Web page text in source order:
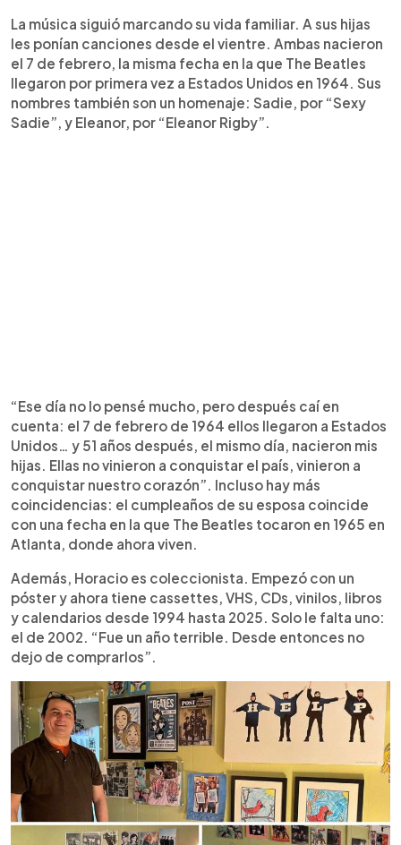
La música siguió marcando su vida familiar. A sus hijas
les ponían canciones desde el vientre. Ambas nacieron
el 7 de febrero, la misma fecha en la que The Beatles
llegaron por primera vez a Estados Unidos en 1964. Sus
nombres también son un homenaje: Sadie, por “Sexy
Sadie”, y Eleanor, por “Eleanor Rigby”.
“Ese día no lo pensé mucho, pero después caí en
cuenta: el 7 de febrero de 1964 ellos llegaron a Estados
Unidos… y 51 años después, el mismo día, nacieron mis
hijas. Ellas no vinieron a conquistar el país, vinieron a
conquistar nuestro corazón”. Incluso hay más
coincidencias: el cumpleaños de su esposa coincide
con una fecha en la que The Beatles tocaron en 1965 en
Atlanta, donde ahora viven.
Además, Horacio es coleccionista. Empezó con un
póster y ahora tiene cassettes, VHS, CDs, vinilos, libros
y calendarios desde 1994 hasta 2025. Solo le falta uno:
el de 2002. “Fue un año terrible. Desde entonces no
dejo de comprarlos”.